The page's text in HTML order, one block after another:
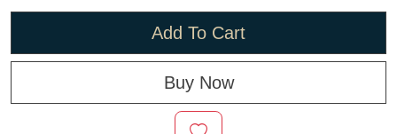
Add To Cart
Buy Now